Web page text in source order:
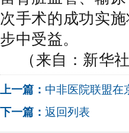
次手术的成功实
步中受益。
（来自：新华社
上一篇： 中非医院联盟在
下一篇： 返回列表